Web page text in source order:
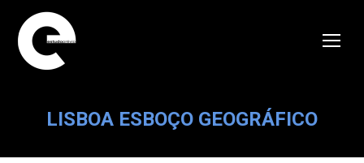
LISBOA ESBOÇO GEOGRÁFICO